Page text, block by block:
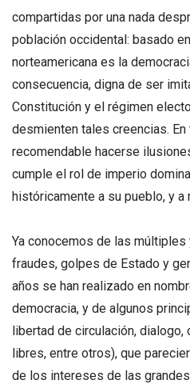
compartidas por una nada
población occidental: basado
norteamericana es la
consecuencia, digna de ser
Constitución y el régimen
desmienten tales creencias.
recomendable hacerse
cumple el rol de imperio
históricamente a su pueblo, y
Ya conocemos de las
fraudes, golpes de Estado y
años se han realizado en
democracia, y de algunos
libertad de circulación,
libres, entre otros), que
de los intereses de las